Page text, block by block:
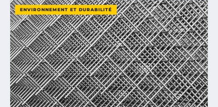
ENVIRONNEMENT ET DURABILITÉ